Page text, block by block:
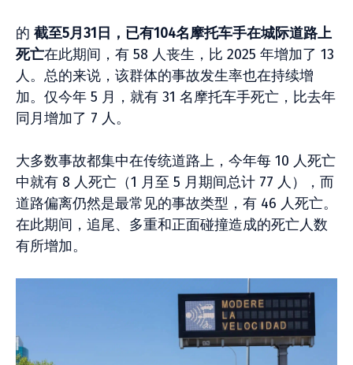
的 截至5月31日，已有104名摩托车手在城际道路上
死亡在此期间，有 58 人丧生，比 2025 年增加了 13
人。总的来说，该群体的事故发生率也在持续增
加。仅今年 5 月，就有 31 名摩托车手死亡，比去年
同月增加了 7 人。
大多数事故都集中在传统道路上，今年每 10 人死亡
中就有 8 人死亡（1 月至 5 月期间总计 77 人），而
道路偏离仍然是最常见的事故类型，有 46 人死亡。
在此期间，追尾、多重和正面碰撞造成的死亡人数
有所增加。